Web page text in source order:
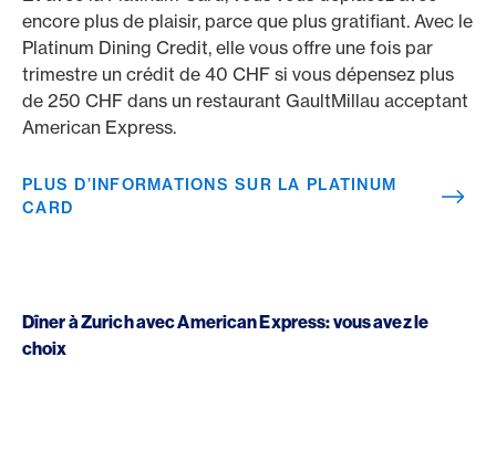
encore plus de plaisir, parce que plus gratifiant. Avec le
Platinum Dining Credit, elle vous offre une fois par
trimestre un crédit de 40 CHF si vous dépensez plus
de 250 CHF dans un restaurant GaultMillau acceptant
American Express.
PLUS D’INFORMATIONS SUR LA PLATINUM
CARD
Dîner à Zurich avec American Express: vous avez le
choix